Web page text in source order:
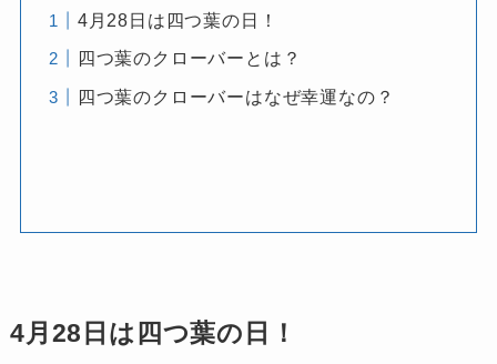
4月28日は四つ葉の日！
四つ葉のクローバーとは？
四つ葉のクローバーはなぜ幸運なの？
4月28日は四つ葉の日！